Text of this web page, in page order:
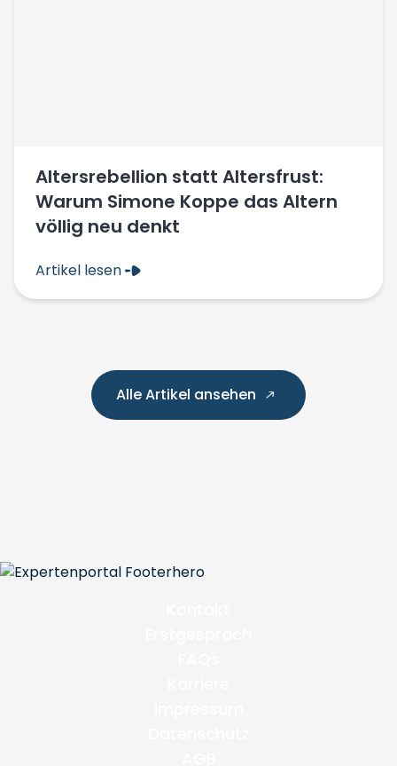
Altersrebellion statt Altersfrust:
Warum Simone Koppe das Altern
völlig neu denkt
Artikel lesen
Alle Artikel ansehen